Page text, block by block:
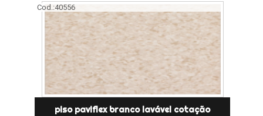
Cod.:40556
piso paviflex branco lavável cotação